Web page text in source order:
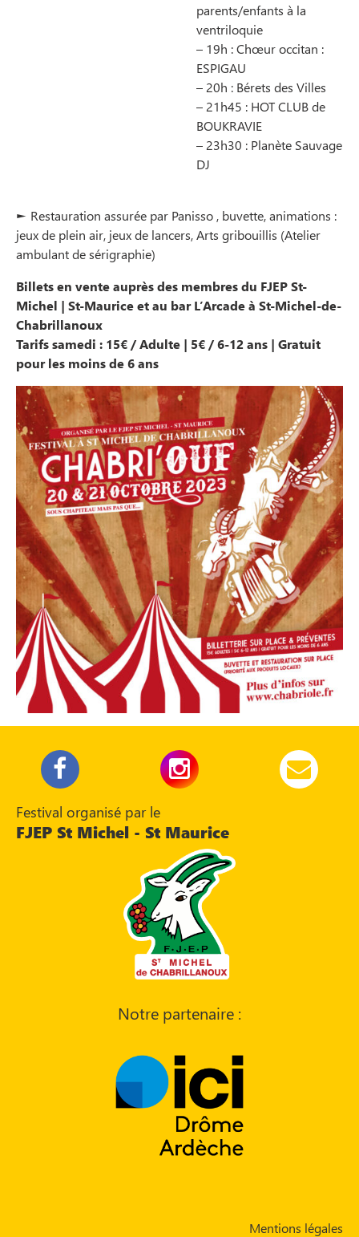
parents/enfants à la
ventriloquie
– 19h : Chœur occitan :
ESPIGAU
– 20h : Bérets des Villes
– 21h45 : HOT CLUB de
BOUKRAVIE
– 23h30 : Planète Sauvage
DJ
► Restauration assurée par Panisso , buvette, animations :
jeux de plein air, jeux de lancers, Arts gribouillis (Atelier
ambulant de sérigraphie)
Billets en vente auprès des membres du FJEP St-
Michel | St-Maurice et au bar L’Arcade à St-Michel-de-
Chabrillanoux
Tarifs samedi : 15€ / Adulte | 5€ / 6-12 ans | Gratuit
pour les moins de 6 ans
Festival organisé par le
FJEP St Michel - St Maurice
Notre partenaire :
Mentions légales